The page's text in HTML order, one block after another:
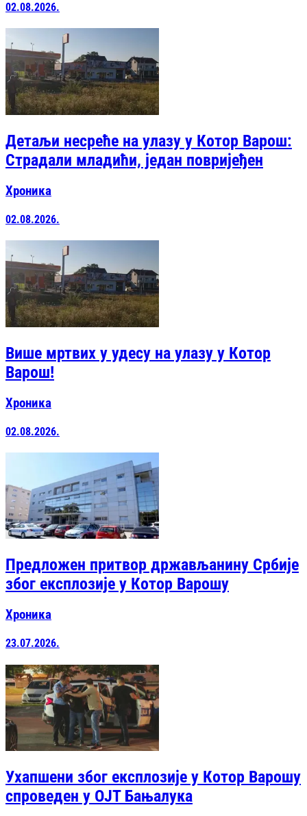
02.08.2026.
Детаљи несреће на улазу у Котор Варош:
Страдали младићи, један повријеђен
Хроника
02.08.2026.
Више мртвих у удесу на улазу у Котор
Варош!
Хроника
02.08.2026.
Предложен притвор држављанину Србије
због експлозије у Котор Варошу
Хроника
23.07.2026.
Ухапшени због експлозије у Котор Варошу
спроведен у OЈТ Бањалука